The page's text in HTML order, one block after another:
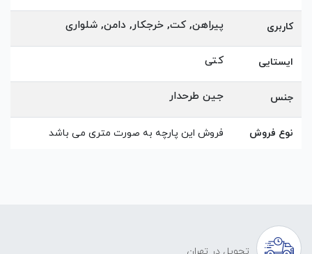
کاربری پیراهن, کت, خرجکار, دامن, شلواری
ایستایی کتی
جنس جین طرحدار
نوع فروش فروش این پارچه به صورت متری می باشد
تحویل در تهران